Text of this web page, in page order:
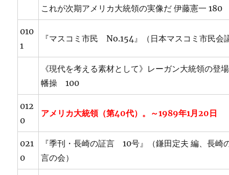
これが次期アメリカ大統領の実像だ 伊藤憲一 180
010
1
『マスコミ市民 No.154』（日本マスコミ市民会
《現代を考える素材として》レーガン大統領の登
幡操 100
012
0
アメリカ大統領（第40代）。～1989年1月20日
021
0
『季刊・長崎の証言 10号』（鎌田定夫 編、長崎
言の会）